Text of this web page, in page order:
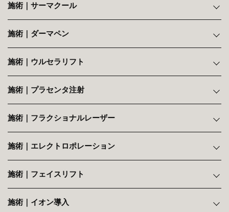
施術｜サーマクール
施術｜ダーマペン
施術｜ウルセラリフト
施術｜プラセンタ注射
施術｜フラクショナルレーザー
施術｜エレクトロポレーション
施術｜フェイスリフト
施術｜イオン導入